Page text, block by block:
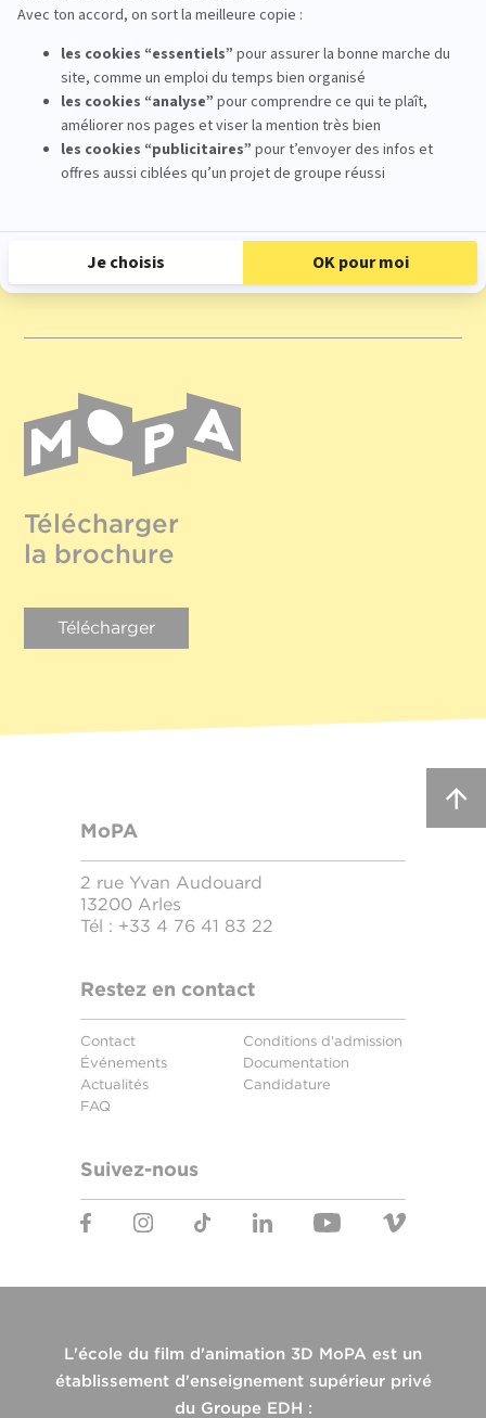
De 09:30 à 17:00
Je m'inscris
Télécharger
la brochure
Télécharger
MoPA
2 rue Yvan Audouard
13200 Arles
Tél : +33 4 76 41 83 22
Restez en contact
Contact
Événements
Actualités
FAQ
Conditions d'admission
Documentation
Candidature
Suivez-nous
L'école du film d'animation 3D MoPA est un
établissement d'enseignement supérieur privé
du Groupe EDH :